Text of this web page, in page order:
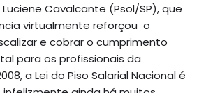
Cavalcante (Psol/SP), que
virtualmente reforçou o
e cobrar o cumprimento
para os profissionais da
a Lei do Piso Salarial Nacional é